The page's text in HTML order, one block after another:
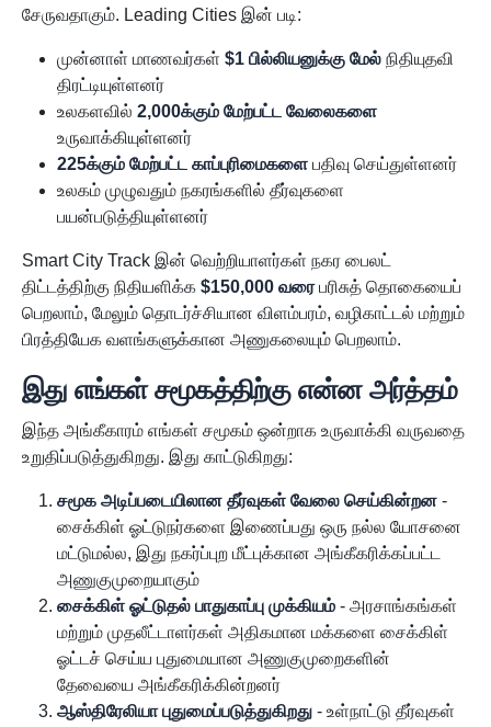
சேருவதாகும். Leading Cities இன் படி:
முன்னாள் மாணவர்கள் $1 பில்லியனுக்கு மேல் நிதியுதவி
திரட்டியுள்ளனர்
உலகளவில் 2,000க்கும் மேற்பட்ட வேலைகளை
உருவாக்கியுள்ளனர்
225க்கும் மேற்பட்ட காப்புரிமைகளை பதிவு செய்துள்ளனர்
உலகம் முழுவதும் நகரங்களில் தீர்வுகளை
பயன்படுத்தியுள்ளனர்
Smart City Track இன் வெற்றியாளர்கள் நகர பைலட்
திட்டத்திற்கு நிதியளிக்க $150,000 வரைபரிசுத் தொகையைப்
பெறலாம், மேலும் தொடர்ச்சியான விளம்பரம், வழிகாட்டல் மற்றும்
பிரத்தியேக வளங்களுக்கான அணுகலையும் பெறலாம்.
இது எங்கள் சமூகத்திற்கு என்ன அர்த்தம்
இந்த அங்கீகாரம் எங்கள் சமூகம் ஒன்றாக உருவாக்கி வருவதை
உறுதிப்படுத்துகிறது. இது காட்டுகிறது:
சமூக அடிப்படையிலான தீர்வுகள் வேலை செய்கின்றன -
சைக்கிள் ஓட்டுநர்களை இணைப்பது ஒரு நல்ல யோசனை
மட்டுமல்ல, இது நகர்ப்புற மீட்புக்கான அங்கீகரிக்கப்பட்ட
அணுகுமுறையாகும்
சைக்கிள் ஓட்டுதல் பாதுகாப்பு முக்கியம் - அரசாங்கங்கள்
மற்றும் முதலீட்டாளர்கள் அதிகமான மக்களை சைக்கிள்
ஓட்டச் செய்ய புதுமையான அணுகுமுறைகளின்
தேவையை அங்கீகரிக்கின்றனர்
ஆஸ்திரேலியா புதுமைப்படுத்துகிறது - உள்நாட்டு தீர்வுகள்